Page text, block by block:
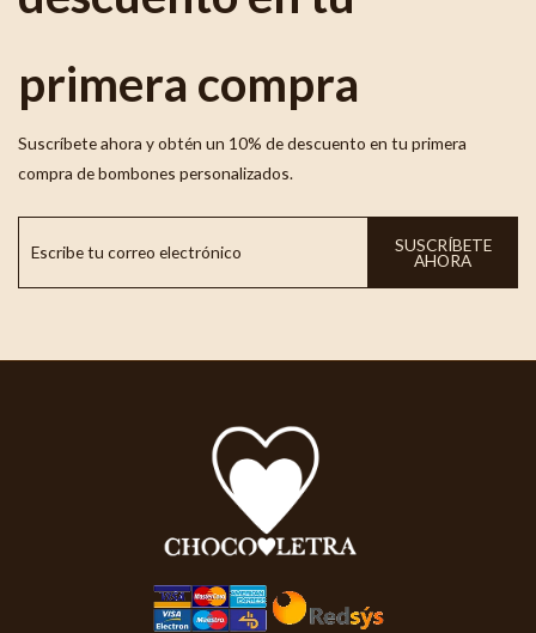
primera compra
Suscríbete ahora y obtén un 10% de descuento en tu primera
compra de bombones personalizados.
SUSCRÍBETE
AHORA